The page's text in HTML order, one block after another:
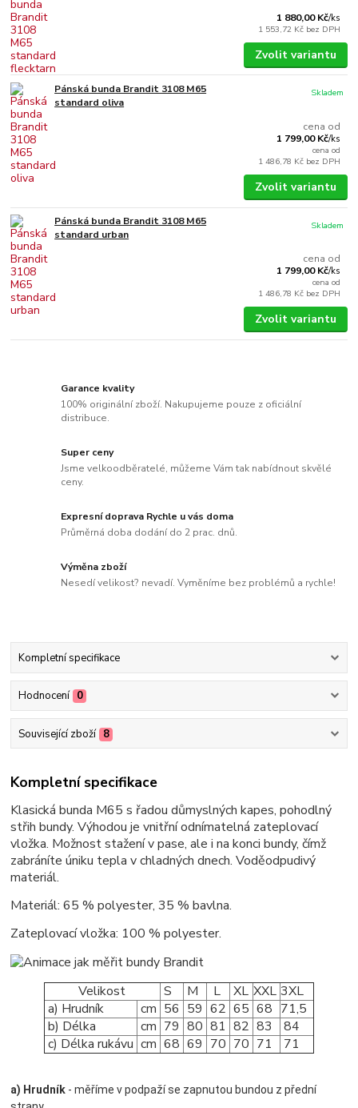
1 880,00 Kč/ks
1 553,72 Kč bez DPH
Zvolit variantu
Pánská bunda Brandit 3108 M65
standard oliva
cena od
1 799,00 Kč/ks
cena od
1 486,78 Kč bez DPH
Skladem
Zvolit variantu
Pánská bunda Brandit 3108 M65
standard urban
cena od
1 799,00 Kč/ks
cena od
1 486,78 Kč bez DPH
Skladem
Zvolit variantu
Garance kvality
100% originální zboží. Nakupujeme pouze z oficiální
distribuce.
Super ceny
Jsme velkoodběratelé, můžeme Vám tak nabídnout skvělé
ceny.
Expresní doprava Rychle u vás doma
Průměrná doba dodání do 2 prac. dnů.
Výměna zboží
Nesedí velikost? nevadí. Vyměníme bez problémů a rychle!
Kompletní specifikace
Hodnocení 0
Související zboží 8
Kompletní specifikace
Klasická bunda M65 s řadou důmyslných kapes, pohodlný
střih bundy. Výhodou je vnitřní odnímatelná zateplovací
vložka. Možnost stažení v pase, ale i na konci bundy, čímž
zabráníte úniku tepla v chladných dnech. Voděodpudivý
materiál.
Materiál: 65 % polyester, 35 % bavlna.
Zateplovací vložka: 100 % polyester.
Velikost S M L XL XXL 3XL
a) Hrudník
cm 56 59 62 65 68 71,5
b) Délka
cm 79 80 81 82 83
84
c) Délka rukávu cm 68 69 70 70 71 71
a) Hrudník - měříme v podpaží se zapnutou bundou z přední